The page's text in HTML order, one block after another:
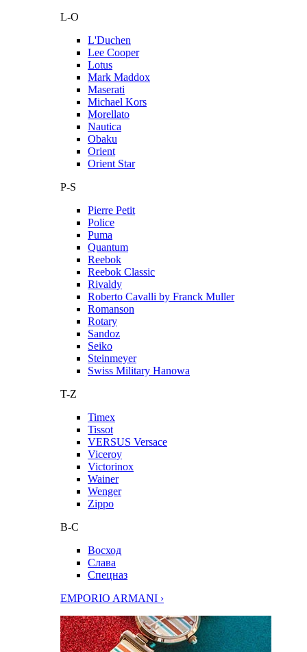
L-O
L'Duchen
Lee Cooper
Lotus
Mark Maddox
Maserati
Michael Kors
Morellato
Nautica
Obaku
Orient
Orient Star
P-S
Pierre Petit
Police
Puma
Quantum
Reebok
Reebok Classic
Rivaldy
Roberto Cavalli by Franck Muller
Romanson
Rotary
Sandoz
Seiko
Steinmeyer
Swiss Military Hanowa
T-Z
Timex
Tissot
VERSUS Versace
Viceroy
Victorinox
Wainer
Wenger
Zippo
В-С
Восход
Слава
Спецназ
EMPORIO ARMANI ›